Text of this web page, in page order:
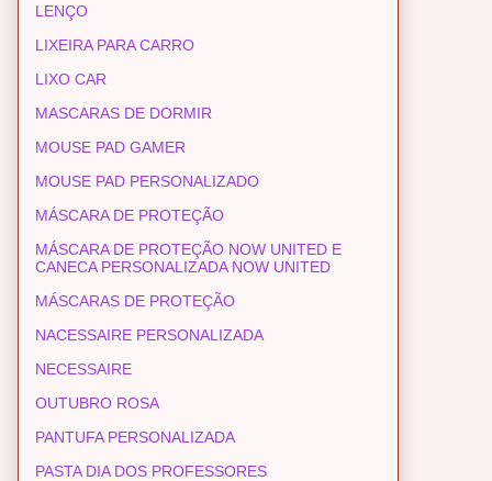
LENÇO
LIXEIRA PARA CARRO
LIXO CAR
MASCARAS DE DORMIR
MOUSE PAD GAMER
MOUSE PAD PERSONALIZADO
MÁSCARA DE PROTEÇÃO
MÁSCARA DE PROTEÇÃO NOW UNITED E
CANECA PERSONALIZADA NOW UNITED
MÁSCARAS DE PROTEÇÃO
NACESSAIRE PERSONALIZADA
NECESSAIRE
OUTUBRO ROSA
PANTUFA PERSONALIZADA
PASTA DIA DOS PROFESSORES